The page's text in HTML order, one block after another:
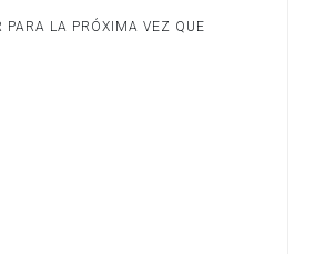
PARA LA PRÓXIMA VEZ QUE